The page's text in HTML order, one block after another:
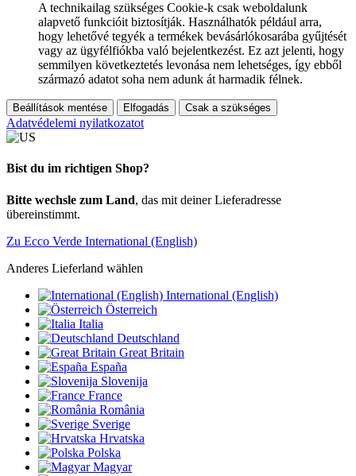
A technikailag szükséges Cookie-k csak weboldalunk
alapvető funkcióit biztosítják. Használhatók például arra,
hogy lehetővé tegyék a termékek bevásárlókosarába gyűjtését
vagy az ügyfélfiókba való bejelentkezést. Ez azt jelenti, hogy
semmilyen következtetés levonása nem lehetséges, így ebből
származó adatot soha nem adunk át harmadik félnek.
Beállítások mentése Elfogadás Csak a szükséges
Adatvédelemi nyilatkozatot
Bist du im richtigen Shop?
Bitte wechsle zum Land, das mit deiner Lieferadresse
übereinstimmt.
Zu Ecco Verde International (English)
Anderes Lieferland wählen
International (English)
Österreich
Italia
Deutschland
Great Britain
España
Slovenija
France
România
Sverige
Hrvatska
Polska
Magyar